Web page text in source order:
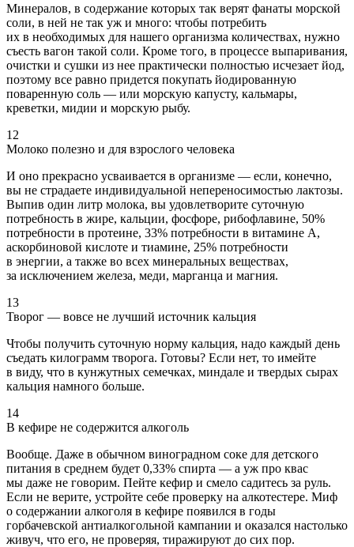
Минералов, в содержание которых так верят фанаты морской
соли, в ней не так уж и много: чтобы потребить
их в необходимых для нашего организма количествах, нужно
съесть вагон такой соли. Кроме того, в процессе выпаривания,
очистки и сушки из нее практически полностью исчезает йод,
поэтому все равно придется покупать йодированную
поваренную соль — или морскую капусту, кальмары,
креветки, мидии и морскую рыбу.
12
Молоко полезно и для взрослого человека
И оно прекрасно усваивается в организме — если, конечно,
вы не страдаете индивидуальной непереносимостью лактозы.
Выпив один литр молока, вы удовлетворите суточную
потребность в жире, кальции, фосфоре, рибофлавине, 50%
потребности в протеине, 33% потребности в витамине А,
аскорбиновой кислоте и тиамине, 25% потребности
в энергии, а также во всех минеральных веществах,
за исключением железа, меди, марганца и магния.
13
Творог — вовсе не лучший источник кальция
Чтобы получить суточную норму кальция, надо каждый день
съедать килограмм творога. Готовы? Если нет, то имейте
в виду, что в кунжутных семечках, миндале и твердых сырах
кальция намного больше.
14
В кефире не содержится алкоголь
Вообще. Даже в обычном виноградном соке для детского
питания в среднем будет 0,33% спирта — а уж про квас
мы даже не говорим. Пейте кефир и смело садитесь за руль.
Если не верите, устройте себе проверку на алкотестере. Миф
о содержании алкоголя в кефире появился в годы
горбачевской антиалкогольной кампании и оказался настолько
живуч, что его, не проверяя, тиражируют до сих пор.